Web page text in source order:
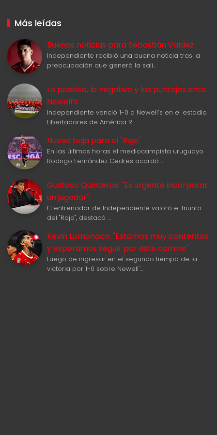
Más leídas
Buenas noticias para Sebastián Valdez
Independiente recibió una buena noticia tras la
preocupación que generó la sali…
Lo positivo, lo negativo y los puntajes ante
Newell‘s
Independiente venció 1-0 a Newell's en el estadio
Libertadores de América R…
Nueva baja para el "Rojo"
En las últimas horas el mediocampista uruguayo
Rodrigo Fernández Cedres acordó …
Gustavo Quinteros: "Es urgente incorporar
un jugador"
El entrenador de Independiente valoró el triunfo
del "Rojo", destacó …
Kevin Lomonaco: "Estamos muy contentos
y esperamos seguir por este camino"
Luego de ingresar en el segundo tiempo de la
victoria por 1-0 sobre Newell'…